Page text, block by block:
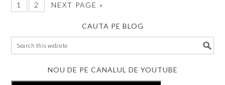
1 2 NEXT PAGE »
CAUTA PE BLOG
NOU DE PE CANALUL DE YOUTUBE